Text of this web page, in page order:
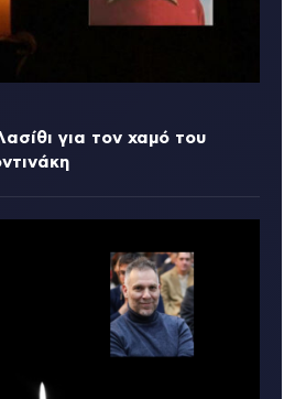
για τον χαμό του